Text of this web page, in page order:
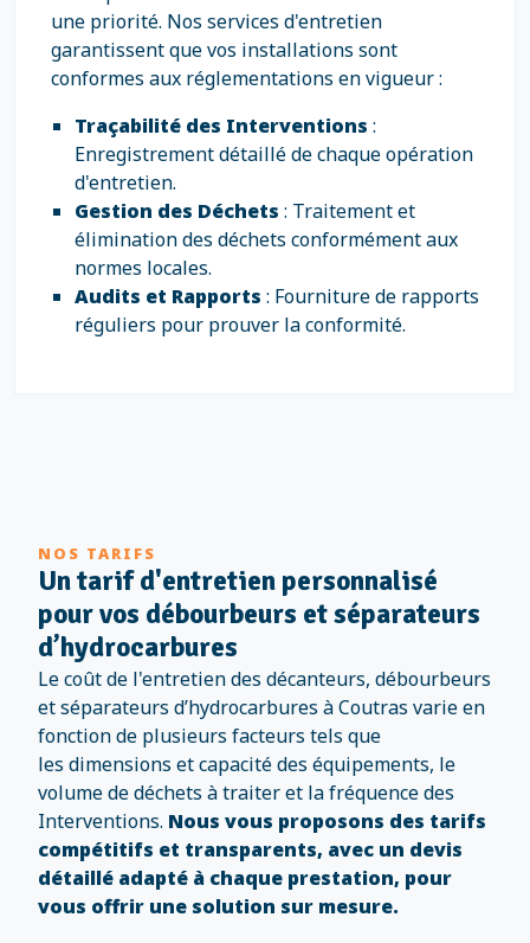
une priorité. Nos services d'entretien
garantissent que vos installations sont
conformes aux réglementations en vigueur :
Traçabilité des Interventions :
Enregistrement détaillé de chaque opération
d'entretien.
Gestion des Déchets : Traitement et
élimination des déchets conformément aux
normes locales.
Audits et Rapports : Fourniture de rapports
réguliers pour prouver la conformité.
NOS TARIFS
Un tarif d'entretien personnalisé
pour vos débourbeurs et séparateurs
d’hydrocarbures
Le coût de l'entretien des décanteurs, débourbeurs
et séparateurs d’hydrocarbures à Coutras varie en
fonction de plusieurs facteurs tels que
les dimensions et capacité des équipements, le
volume de déchets à traiter et la fréquence des
Interventions. Nous vous proposons des tarifs
compétitifs et transparents, avec un devis
détaillé adapté à chaque prestation, pour
vous offrir une solution sur mesure.